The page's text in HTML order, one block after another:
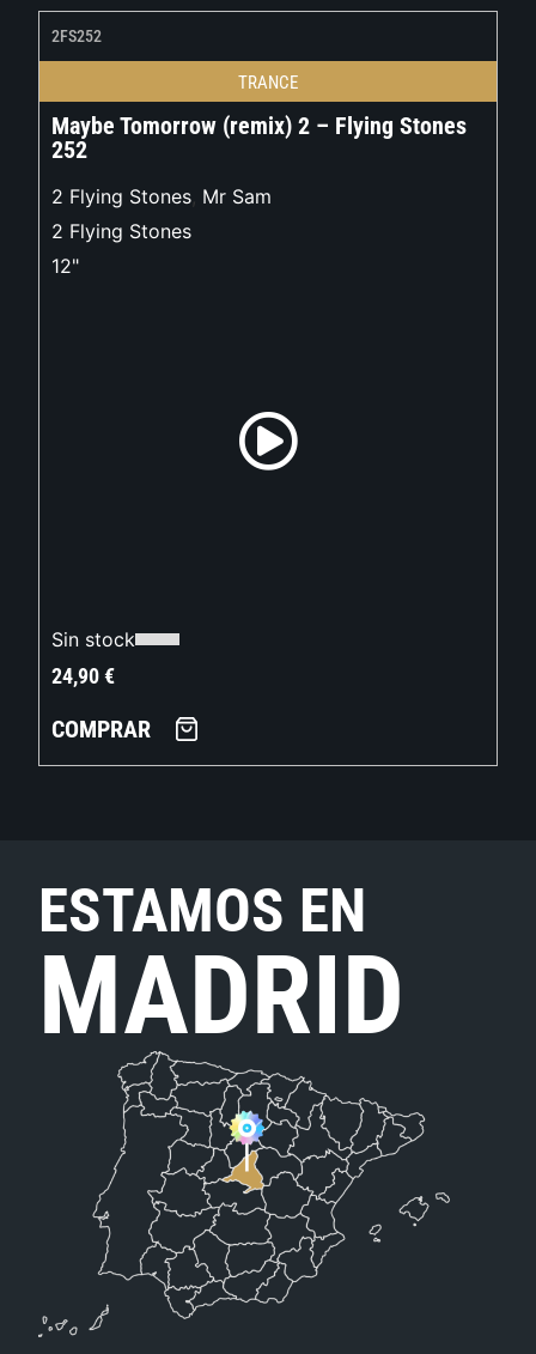
2FS252
TRANCE
Maybe Tomorrow (remix) 2 – Flying Stones
252
2 Flying Stones, Mr Sam
2 Flying Stones
12"
Sin stock
24,90€
COMPRAR
ESTAMOS EN
MADRID